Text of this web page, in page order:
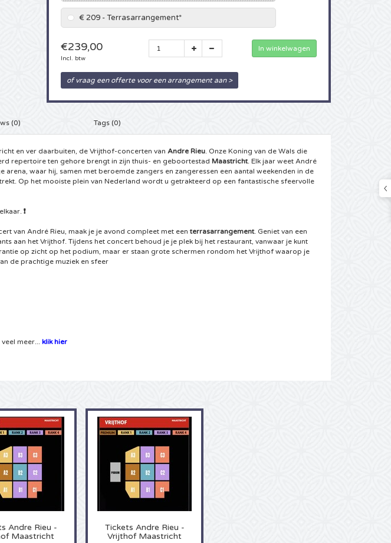
€ 209 - Terrasarrangement*
€239,00
Incl. btw
of vraag een offerte voor een arrangement aan >
(0) Tags (0)
en ver daarbuiten, de Vrijthof-concerten van Andre Rieu. Onze Koning van de Wals die
repertoire ten gehore brengt in zijn thuis- en geboortestad Maastricht. Elk jaar weet André
waar hij, samen met beroemde zangers en zangeressen een aantal weekenden in de
Op het mooiste plein van Nederland wordt u getrakteerd op een fantastische sfeervolle
❗
van André Rieu, maak je je avond compleet met een terrasarrangement. Geniet van een
aan het Vrijthof. Tijdens het concert behoud je je plek bij het restaurant, vanwaar je kunt
op zicht op het podium, maar er staan grote schermen rondom het Vrijthof waarop je
de prachtige muziek en sfeer
meer... klik hier
Andre Rieu -
Maastricht
Tickets Andre Rieu -
Vrijthof Maastricht